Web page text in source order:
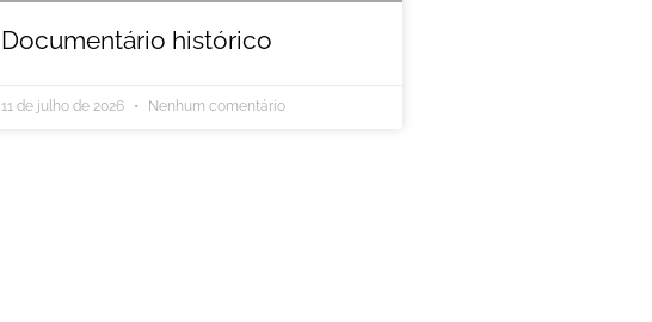
Documentário histórico
11 de julho de 2026 Nenhum comentário